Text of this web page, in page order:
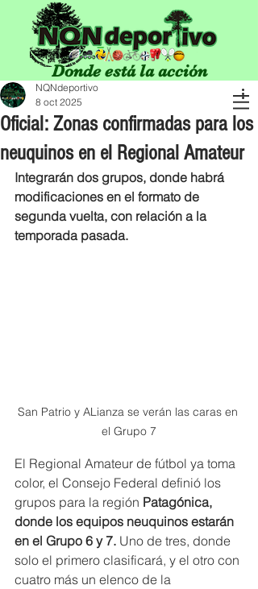
Donde está la acción
Oficial: Zonas confirmadas para los
neuquinos en el Regional Amateur
NQNdeportivo
8 oct 2025
Integrarán dos grupos, donde habrá
modificaciones en el formato de
segunda vuelta, con relación a la
temporada pasada.
San Patrio y ALianza se verán las caras en
el Grupo 7
El Regional Amateur de fútbol ya toma
color, el Consejo Federal definió los
grupos para la región Patagónica,
donde los equipos neuquinos estarán
en el Grupo 6 y 7. Uno de tres, donde
solo el primero clasificará, y el otro con
cuatro más un elenco de la